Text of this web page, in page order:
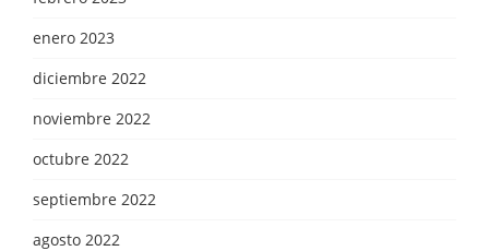
enero 2023
diciembre 2022
noviembre 2022
octubre 2022
septiembre 2022
agosto 2022